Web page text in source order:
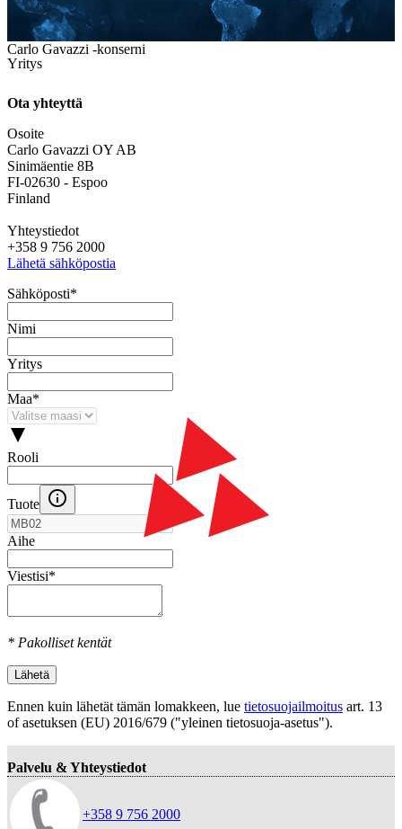
Carlo Gavazzi -konserni
Yritys
Ota yhteyttä
Osoite
Carlo Gavazzi OY AB
Sinimäentie 8B
FI-02630 - Espoo
Finland
Yhteystiedot
+358 9 756 2000
Lähetä sähköpostia
Sähköposti*
Nimi
Yritys
Maa*
Rooli
Tuote
Aihe
Viestisi*
* Pakolliset kentät
Lähetä
Ennen kuin lähetät tämän lomakkeen, lue tietosuojailmoitus art. 13
оf asetuksen (EU) 2016/679 ("yleinen tietosuoja-asetus").
Palvelu & Yhteystiedot
+358 9 756 2000